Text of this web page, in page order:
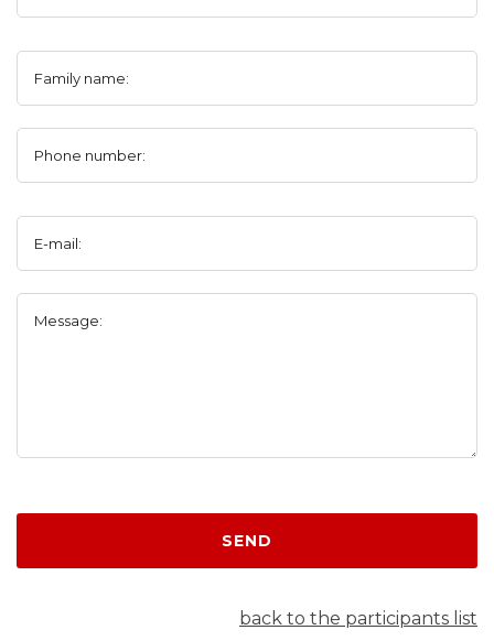
Family name:
Phone number:
E-mail:
Message:
SEND
back to the participants list